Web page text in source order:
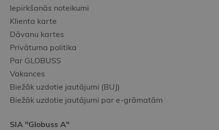
Iepirkšanās noteikumi
Klienta karte
Dāvanu kartes
Privātuma politika
Par GLOBUSS
Vakances
Biežāk uzdotie jautājumi (BUJ)
Biežāk uzdotie jautājumi par e-grāmatām
SIA "Globuss A"